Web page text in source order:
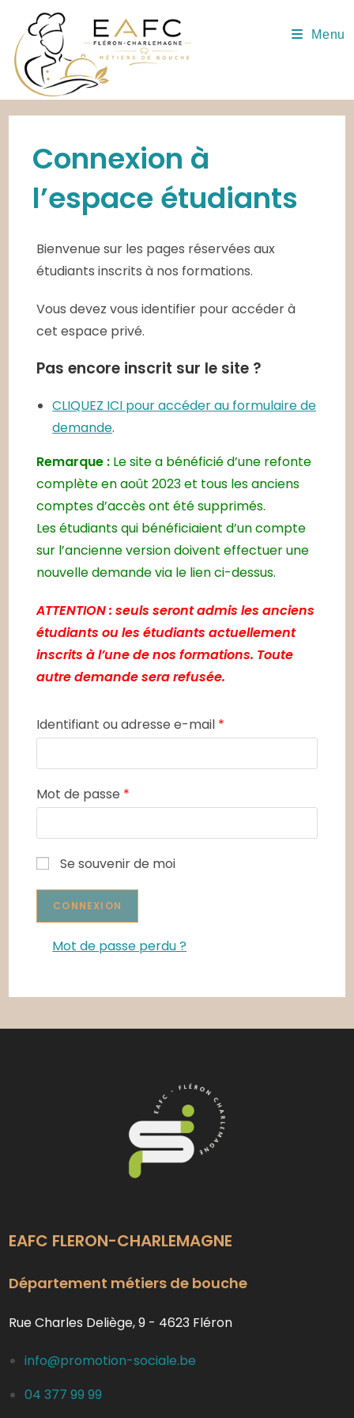
content
Menu
Connexion à
l’espace étudiants
Bienvenue sur les pages réservées aux
étudiants inscrits à nos formations.
Vous devez vous identifier pour accéder à
cet espace privé.
Pas encore inscrit sur le site ?
CLIQUEZ ICI pour accéder au formulaire de
demande.
Remarque : Le site a bénéficié d’une refonte
complète en août 2023 et tous les anciens
comptes d’accès ont été supprimés.
Les étudiants qui bénéficiaient d’un compte
sur l’ancienne version doivent effectuer une
nouvelle demande via le lien ci-dessus.
ATTENTION : seuls seront admis les anciens
étudiants ou les étudiants actuellement
inscrits à l’une de nos formations. Toute
autre demande sera refusée.
Identifiant ou adresse e-mail *
Mot de passe *
Se souvenir de moi
Mot de passe perdu ?
EAFC FLERON-CHARLEMAGNE
Département métiers de bouche
Rue Charles Deliège, 9 - 4623 Fléron
info@promotion-sociale.be
04 377 99 99